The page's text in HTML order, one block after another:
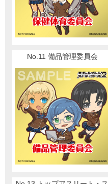
No.11 備品管理委員会